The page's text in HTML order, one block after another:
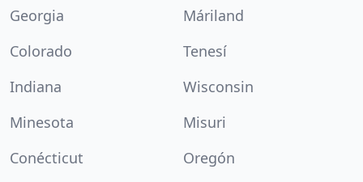
Georgia
Máriland
Colorado
Tenesí
Indiana
Wisconsin
Minesota
Misuri
Conécticut
Oregón